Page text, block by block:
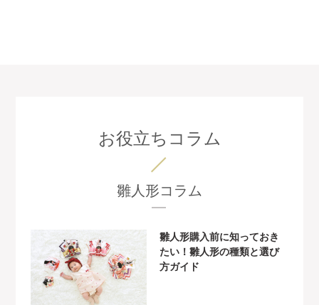
お役立ちコラム
雛人形コラム
雛人形購入前に知っておき
たい！雛人形の種類と選び
方ガイド